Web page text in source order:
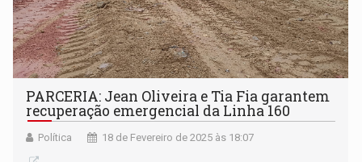
PARCERIA: Jean Oliveira e Tia Fia garantem
recuperação emergencial da Linha 160
Política 18 de Fevereiro de 2025 às 18:07